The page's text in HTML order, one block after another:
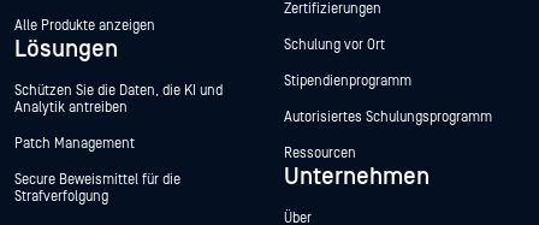
Alle Produkte anzeigen
Lösungen
Schützen Sie die Daten, die KI und
Analytik antreiben
Patch Management
Secure Beweismittel für die
Strafverfolgung
Zertifizierungen
Schulung vor Ort
Stipendienprogramm
Autorisiertes Schulungsprogramm
Ressourcen
Unternehmen
Über